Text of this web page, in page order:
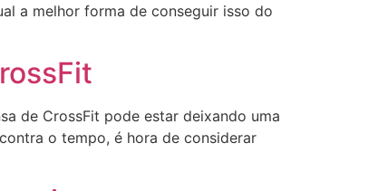
a melhor forma de conseguir isso do
de CrossFit pode estar deixando uma
o tempo, é hora de considerar